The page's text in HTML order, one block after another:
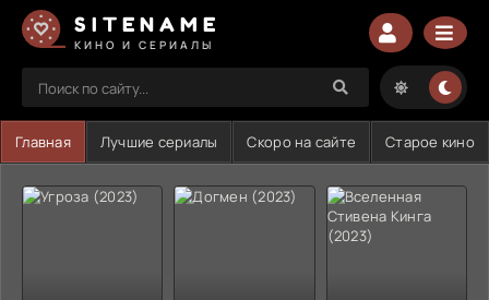
SITENAME
КИНО И СЕРИАЛЫ
Главная Лучшие сериалы Скоро на сайте Старое кино